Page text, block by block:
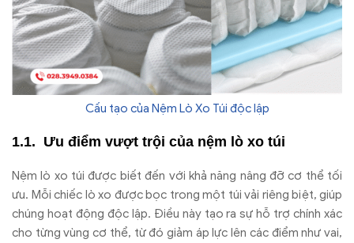
Cấu tạo của Nệm Lò Xo Túi độc lập
Ưu điểm vượt trội của nệm lò xo túi
Nệm lò xo túiđược biếtđến với khả năng nâng đỡ cơ thể tối
ưu. Mỗi chiếc lò xo được bọc trong một túi vải riêng biệt, giúp
chúng hoạt động độc lập. Điều này tạo ra sự hỗ trợ chính xác
cho từng vùng cơ thể, từđó giảm áp lực lên các điểm như vai,